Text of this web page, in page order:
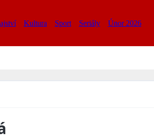
Kultura Sport Seriály Únor 2026